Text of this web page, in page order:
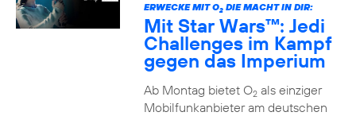
ERWECKE MIT O2DIE MACHT IN DIR:
Mit Star Wars™: Jedi
Challenges im Kampf
gegen das Imperium
Ab Montag bietet O2als einziger
Mobilfunkanbieter am deutschen